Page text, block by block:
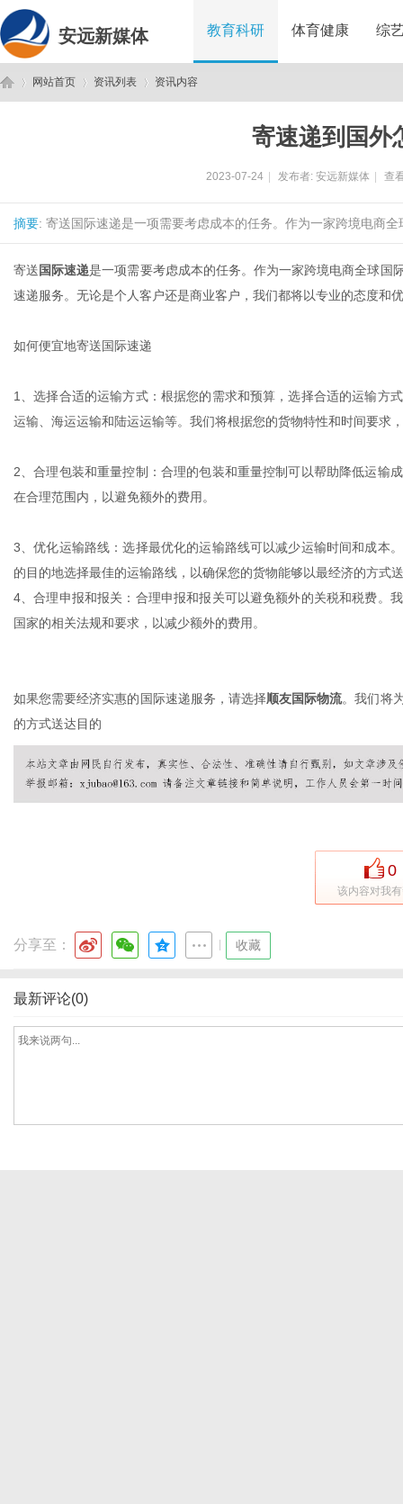
安远新媒体 教育科研 体育健康 综
网站首页 资讯列表 资讯内容
寄速递到国外
2023-07-24 发布者: 安远新媒体 查
摘要: 寄送国际速递是一项需要考虑成本的任务。作为一家跨境电商
寄送国际速递是一项需要考虑成本的任务。作为一家跨境电商全球国
速递服务。无论是个人客户还是商业客户，我们都将以专业的态度和
如何便宜地寄送国际速递
1 、选择合适的运输方式：根据您的需求和预算，选择合适的运输方
运输、海运运输和陆运运输等。我们将根据您的货物特性和时间要求
2 、合理包装和重量控制：合理的包装和重量控制可以帮助降低运输
在合理范围内，以避免额外的费用。
3 、优化运输路线：选择最优化的运输路线可以减少运输时间和成本
的目的地选择最佳的运输路线，以确保您的货物能够以最经济的方式
4 、合理申报和报关：合理申报和报关可以避免额外的关税和税费。
国家的相关法规和要求，以减少额外的费用。
如果您需要经济实惠的国际速递服务，请选择顺友国际物流。我们将
的方式送达目的
0
该内容对我
分享至： 收藏
最新评论(0)